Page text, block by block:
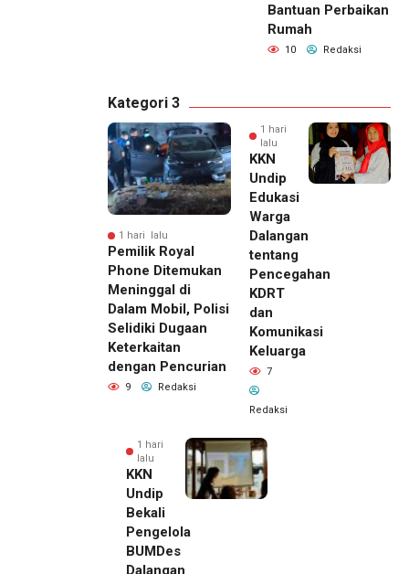
Bantuan Perbaikan
Rumah
10 Redaksi
Kategori 3
1 hari lalu
Pemilik Royal
Phone Ditemukan
Meninggal di
Dalam Mobil, Polisi
Selidiki Dugaan
Keterkaitan
dengan Pencurian
9 Redaksi
1 hari
lalu
KKN
Undip
Edukasi
Warga
Dalangan
tentang
Pencegahan
KDRT
dan
Komunikasi
Keluarga
7
Redaksi
1 hari
lalu
KKN
Undip
Bekali
Pengelola
BUMDes
Dalangan